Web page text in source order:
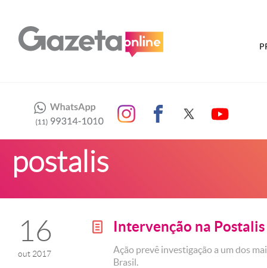
postalis
16
out 2017
g Intervenção na Postalis
Ação prevê investigação a um dos
Brasil.